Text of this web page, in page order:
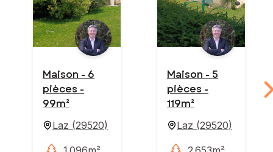
Maison - 6
pièces -
99m²
Laz (29520)
Maison - 5
pièces -
119m²
Laz (29520)